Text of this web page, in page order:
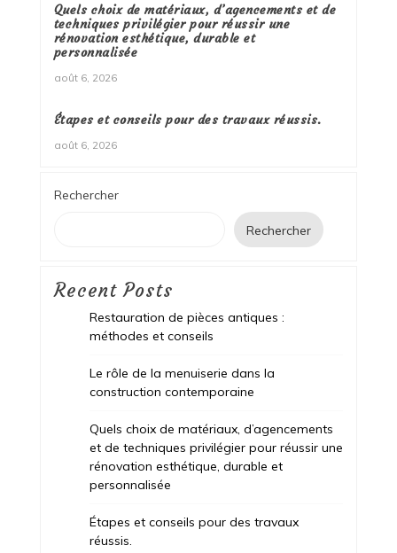
Quels choix de matériaux, d’agencements et de
techniques privilégier pour réussir une
rénovation esthétique, durable et
personnalisée
août 6, 2026
Étapes et conseils pour des travaux réussis.
août 6, 2026
Rechercher
Rechercher
Recent Posts
Restauration de pièces antiques :
méthodes et conseils
Le rôle de la menuiserie dans la
construction contemporaine
Quels choix de matériaux, d’agencements
et de techniques privilégier pour réussir une
rénovation esthétique, durable et
personnalisée
Étapes et conseils pour des travaux
réussis.